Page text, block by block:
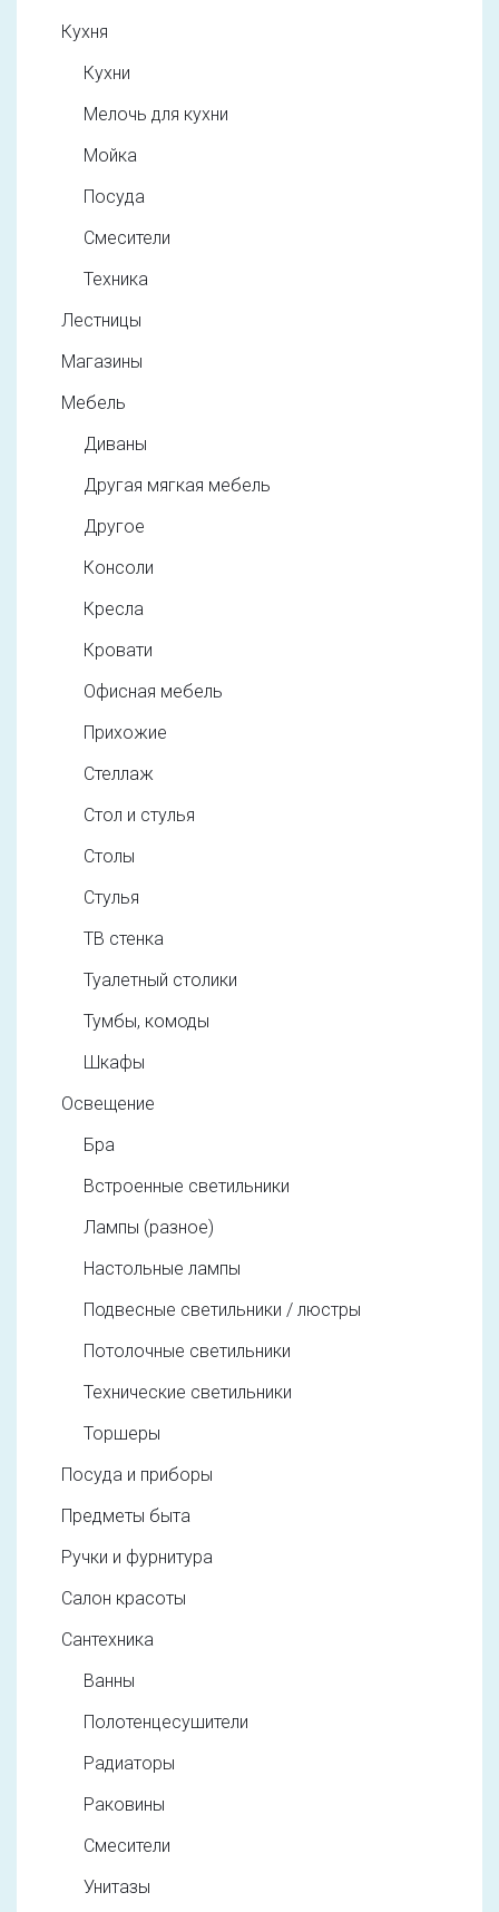
Кухня
Кухни
Мелочь для кухни
Мойка
Посуда
Смесители
Техника
Лестницы
Магазины
Мебель
Диваны
Другая мягкая мебель
Другое
Консоли
Кресла
Кровати
Офисная мебель
Прихожие
Стеллаж
Стол и стулья
Столы
Стулья
ТВ стенка
Туалетный столики
Тумбы, комоды
Шкафы
Освещение
Бра
Встроенные светильники
Лампы (разное)
Настольные лампы
Подвесные светильники / люстры
Потолочные светильники
Технические светильники
Торшеры
Посуда и приборы
Предметы быта
Ручки и фурнитура
Салон красоты
Сантехника
Ванны
Полотенцесушители
Радиаторы
Раковины
Смесители
Унитазы